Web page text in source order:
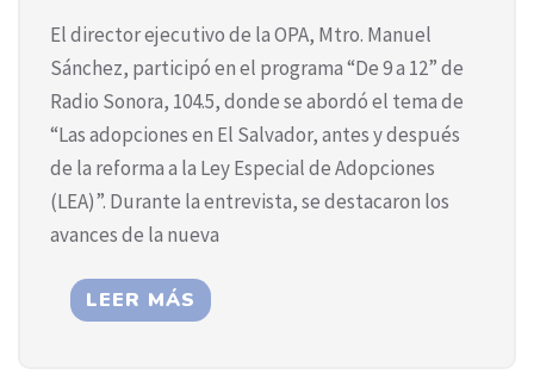
El director ejecutivo de la OPA, Mtro. Manuel
Sánchez, participó en el programa “De 9 a 12” de
Radio Sonora, 104.5, donde se abordó el tema de
“Las adopciones en El Salvador, antes y después
de la reforma a la Ley Especial de Adopciones
(LEA)”. Durante la entrevista, se destacaron los
avances de la nueva